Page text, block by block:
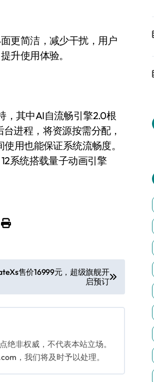
更简洁，减少干扰，用户
升使用体验。
，其中AI自流畅引擎2.0根
进程，将资源按需分配，
用也能保证系统流畅度。
系统搭载量子动画引擎
售价16999元，超级旗舰开
启预订
绝非权威，不代表本站立场。
，我们将及时予以处理。